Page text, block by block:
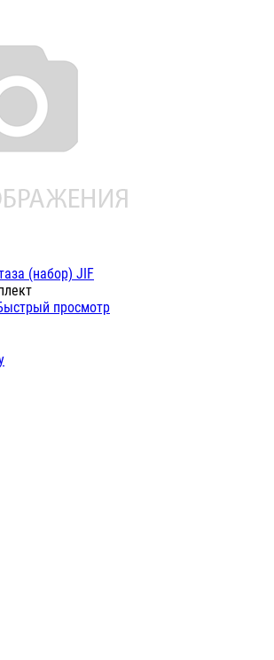
(набор) JIF
просмотр